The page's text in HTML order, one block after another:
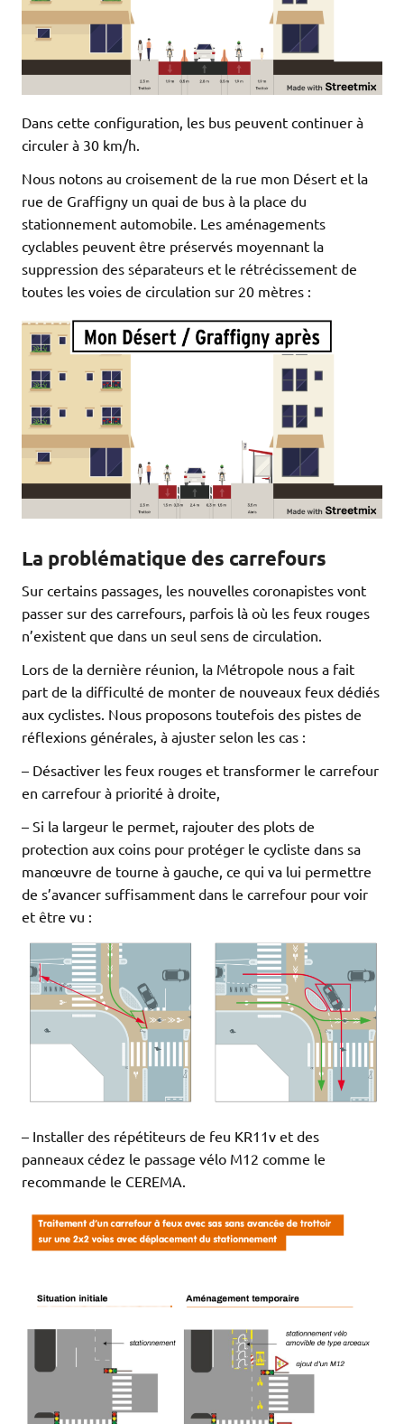
Dans cette configuration, les bus peuvent continuer à
circuler à 30 km/h.
Nous notons au croisement de la rue mon Désert et la
rue de Graffigny un quai de bus à la place du
stationnement automobile. Les aménagements
cyclables peuvent être préservés moyennant la
suppression des séparateurs et le rétrécissement de
toutes les voies de circulation sur 20 mètres :
La problématique des carrefours
Sur certains passages, les nouvelles coronapistes vont
passer sur des carrefours, parfois là où les feux rouges
n’existent que dans un seul sens de circulation.
Lors de la dernière réunion, la Métropole nous a fait
part de la difficulté de monter de nouveaux feux dédiés
aux cyclistes. Nous proposons toutefois des pistes de
réflexions générales, à ajuster selon les cas :
– Désactiver les feux rouges et transformer le carrefour
en carrefour à priorité à droite,
– Si la largeur le permet, rajouter des plots de
protection aux coins pour protéger le cycliste dans sa
manœuvre de tourne à gauche, ce qui va lui permettre
de s’avancer suffisamment dans le carrefour pour voir
et être vu :
– Installer des répétiteurs de feu KR11v et des
panneaux cédez le passage vélo M12 comme le
recommande le CEREMA.